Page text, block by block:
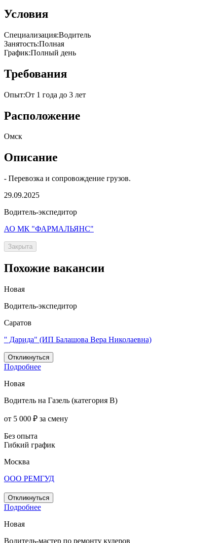
Условия
Специализация:Водитель
Занятость:Полная
График:Полный день
Требования
Опыт:От 1 года до 3 лет
Расположение
Омск
Описание
- Перевозка и сопровождение грузов.
29.09.2025
Водитель-экспедитор
АО МК "ФАРМАЛЬЯНС"
Закрыта
Похожие вакансии
Новая
Водитель-экспедитор
Саратов
" Дарида" (ИП Балашова Вера Николаевна)
Откликнуться
Подробнее
Новая
Водитель на Газель (категория B)
от 5 000 ₽ за смену
Без опыта
Гибкий график
Москва
ООО РЕМГУД
Откликнуться
Подробнее
Новая
Водитель-мастер по ремонту кулеров